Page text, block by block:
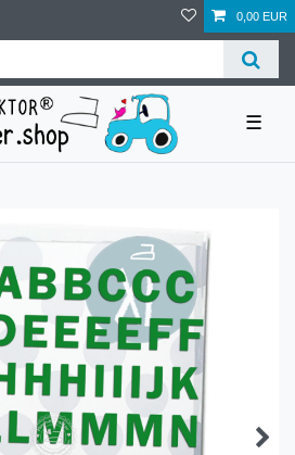
0,00 EUR
☰